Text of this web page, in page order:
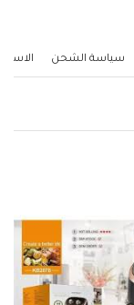
سياسة الشحن